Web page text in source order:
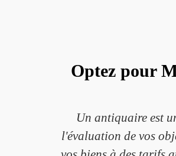
Optez pour
Un antiquaire est
l'évaluation de vos